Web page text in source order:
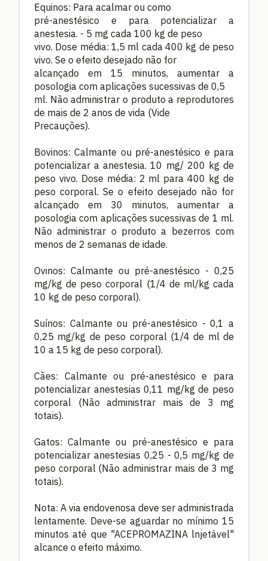
Equinos: Para acalmar ou como
pré-anestésico e para potencializar a
anestesia. - 5 mg cada 100 kg de peso
vivo. Dose média: 1,5 ml cada 400 kg de peso
vivo. Se o efeito desejado não for
alcançado em 15 minutos, aumentar a
posologia com aplicações sucessivas de 0,5
ml. Não administrar o produto a reprodutores
de mais de 2 anos de vida (Vide
Precauções).
Bovinos: Calmante ou pré-anestésico e para
potencializar a anestesia. 10 mg/ 200 kg de
peso vivo. Dose média: 2 ml para 400 kg de
peso corporal. Se o efeito desejado não for
alcançado em 30 minutos, aumentar a
posologia com aplicações sucessivas de 1 ml.
Não administrar o produto a bezerros com
menos de 2 semanas de idade.
Ovinos: Calmante ou pré-anestésico - 0,25
mg/kg de peso corporal (1/4 de ml/kg cada
10 kg de peso corporal).
Suínos: Calmante ou pré-anestésico - 0,1 a
0,25 mg/kg de peso corporal (1/4 de ml de
10 a 15 kg de peso corporal).
Cães: Calmante ou pré-anestésico e para
potencializar anestesias 0,11 mg/kg de peso
corporal (Não administrar mais de 3 mg
totais).
Gatos: Calmante ou pré-anestésico e para
potencializar anestesias 0,25 - 0,5 mg/kg de
peso corporal (Não administrar mais de 3 mg
totais).
Nota: A via endovenosa deve ser administrada
lentamente. Deve-se aguardar no mínimo 15
minutos até que "ACEPROMAZINA lnjetável"
alcance o efeito máximo.